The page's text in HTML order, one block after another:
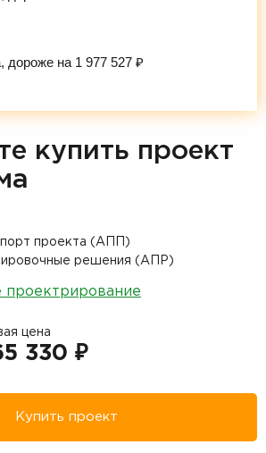
дороже на 1 977 527 ₽
купить проект
проекта (АПП)
решения (АПР)
проектрирование
цена
330 ₽
Купить проект